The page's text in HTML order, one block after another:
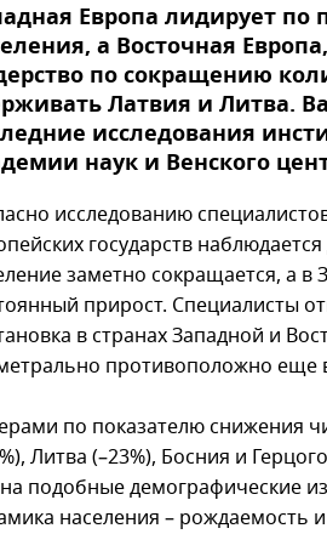
Европа лидирует по
а Восточная
по сокращению
Латвия и Литва.
исследования
наук и Венского
исследованию
государств
заметно сокращается, а
прирост. Специалисты
в странах Западной и
противоположно еще
по показателю снижения
Литва (–23%), Босния и
подобные демографические
населения – рождаемость